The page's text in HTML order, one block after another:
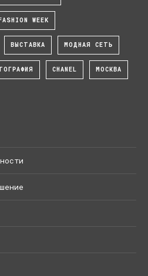
WEEK
ВЫСТАВКА МОДНАЯ СЕТЬ
CHANEL МОСКВА